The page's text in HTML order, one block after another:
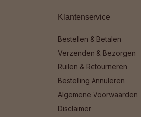
Klantenservice
Bestellen & Betalen
Verzenden & Bezorgen
Ruilen & Retourneren
Bestelling Annuleren
Algemene Voorwaarden
Disclaimer